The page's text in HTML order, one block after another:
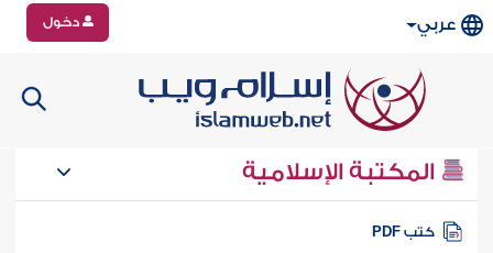
عربي دخول
المكتبة الإسلامية